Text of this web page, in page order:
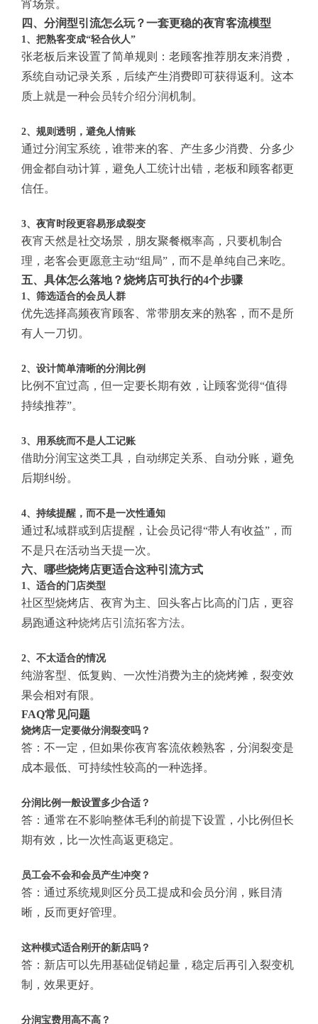
宵场景。
四、分润型引流怎么玩？一套更稳的夜宵客流模型
1、把熟客变成“轻合伙人”
张老板后来设置了简单规则：老顾客推荐朋友来消费，
系统自动记录关系，后续产生消费即可获得返利。这本
质上就是一种会员转介绍分润机制。
2、规则透明，避免人情账
通过分润宝系统，谁带来的客、产生多少消费、分多少
佣金都自动计算，避免人工统计出错，老板和顾客都更
信任。
3、夜宵时段更容易形成裂变
夜宵天然是社交场景，朋友聚餐概率高，只要机制合
理，老客会更愿意主动“组局”，而不是单纯自己来吃。
五、具体怎么落地？烧烤店可执行的4个步骤
1、筛选适合的会员人群
优先选择高频夜宵顾客、常带朋友来的熟客，而不是所
有人一刀切。
2、设计简单清晰的分润比例
比例不宜过高，但一定要长期有效，让顾客觉得“值得
持续推荐”。
3、用系统而不是人工记账
借助分润宝这类工具，自动绑定关系、自动分账，避免
后期纠纷。
4、持续提醒，而不是一次性通知
通过私域群或到店提醒，让会员记得“带人有收益”，而
不是只在活动当天提一次。
六、哪些烧烤店更适合这种引流方式
1、适合的门店类型
社区型烧烤店、夜宵为主、回头客占比高的门店，更容
易跑通这种烧烤店引流拓客方法。
2、不太适合的情况
纯游客型、低复购、一次性消费为主的烧烤摊，裂变效
果会相对有限。
FAQ常见问题
烧烤店一定要做分润裂变吗？
答：不一定，但如果你夜宵客流依赖熟客，分润裂变是
成本最低、可持续性较高的一种选择。
分润比例一般设置多少合适？
答：通常在不影响整体毛利的前提下设置，小比例但长
期有效，比一次性高返更稳定。
员工会不会和会员产生冲突？
答：通过系统规则区分员工提成和会员分润，账目清
晰，反而更好管理。
这种模式适合刚开的新店吗？
答：新店可以先用基础促销起量，稳定后再引入裂变机
制，效果更好。
分润宝费用高不高？